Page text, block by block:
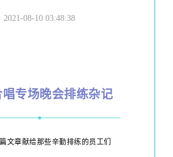
2021-08-10 03:48:38
专场晚会排练杂记
文章献给那些辛勤排练的员工们